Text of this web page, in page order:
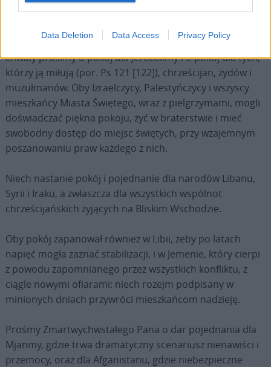
Data Deletion Data Access Privacy Policy
Oby na Bliskim Wschodzie, rozdartym przez lata
podziałów i konfliktów, zapanował pokój. W tym dniu
chwały prosimy o pokój dla Jerozolimy i o pokój dla tych,
którzy ją miłują (por. Ps 121 [122]), chrześcijan, żydów i
muzułmanów. Oby Izraelczycy, Palestyńczycy i wszyscy
mieszkańcy Miasta Świętego, wraz z pielgrzymami, mogli
doświadczać piękna pokoju, żyć w braterstwie i mieć
swobodny dostęp do miejsc świętych, przy wzajemnym
poszanowaniu praw każdego z nich.
Niech nastanie pokój i pojednanie dla narodów Libanu,
Syrii i Iraku, a zwłaszcza dla wszystkich wspólnot
chrześcijańskich żyjących na Bliskim Wschodzie.
Oby pokój zapanował również w Libii, żeby po latach
napięć mogła zaznać stabilizacji, i w Jemenie, który cierpi
z powodu zapomnianego przez wszystkich konfliktu, z
ciągle nowymi ofiarami: niech rozejm podpisany w
minionych dniach przywróci mieszkańcom nadzieję.
Prośmy Zmartwychwstałego Pana o dar pojednania dla
Mjanmy, gdzie trwa dramatyczny scenariusz nienawiści i
przemocy, oraz dla Afganistanu, gdzie niebezpieczne